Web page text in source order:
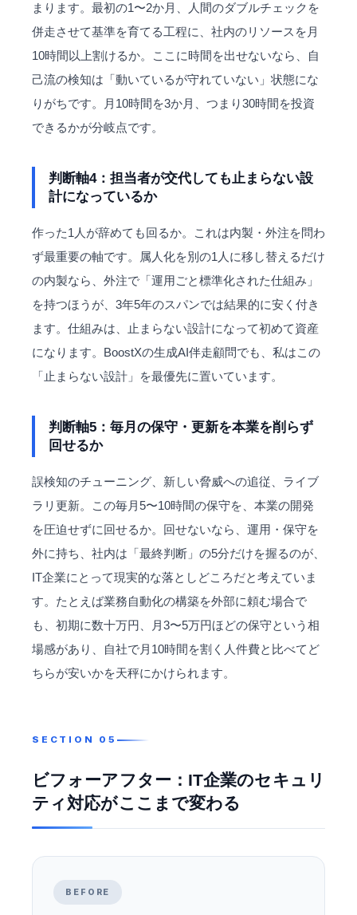
まります。最初の1〜2か月、人間のダブルチェックを
併走させて基準を育てる工程に、社内のリソースを月
10時間以上割けるか。ここに時間を出せないなら、自
己流の検知は「動いているが守れていない」状態にな
りがちです。月10時間を3か月、つまり30時間を投資
できるかが分岐点です。
判断軸4：担当者が交代しても止まらない設
計になっているか
作った1人が辞めても回るか。これは内製・外注を問わ
ず最重要の軸です。属人化を別の1人に移し替えるだけ
の内製なら、外注で「運用ごと標準化された仕組み」
を持つほうが、3年5年のスパンでは結果的に安く付き
ます。仕組みは、止まらない設計になって初めて資産
になります。BoostXの生成AI伴走顧問でも、私はこの
「止まらない設計」を最優先に置いています。
判断軸5：毎月の保守・更新を本業を削らず
回せるか
誤検知のチューニング、新しい脅威への追従、ライブ
ラリ更新。この毎月5〜10時間の保守を、本業の開発
を圧迫せずに回せるか。回せないなら、運用・保守を
外に持ち、社内は「最終判断」の5分だけを握るのが、
IT企業にとって現実的な落としどころだと考えていま
す。たとえば業務自動化の構築を外部に頼む場合で
も、初期に数十万円、月3〜5万円ほどの保守という相
場感があり、自社で月10時間を割く人件費と比べてど
ちらが安いかを天秤にかけられます。
ビフォーアフター：IT企業のセキュリ
ティ対応がここまで変わる
BEFORE